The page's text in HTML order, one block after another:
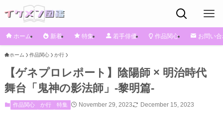
ホーム 新着 特集 若手俳優 作品関心 お問い
ホーム 作品関心 か行
【ゲネプロレポート】陰陽師 × 明治時代
舞台「鬼神の影法師」‐黎明篇‐
作品関心 か行 特集 November 29, 2023 December 15, 2023